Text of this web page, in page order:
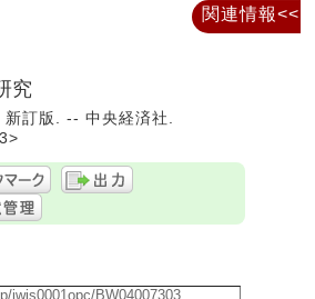
究
訂版. -- 中央経済社.
関連情報<<